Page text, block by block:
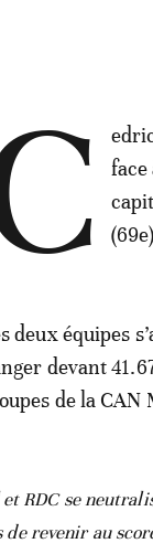
deux équipes
devant
de la CAN
se
revenir au